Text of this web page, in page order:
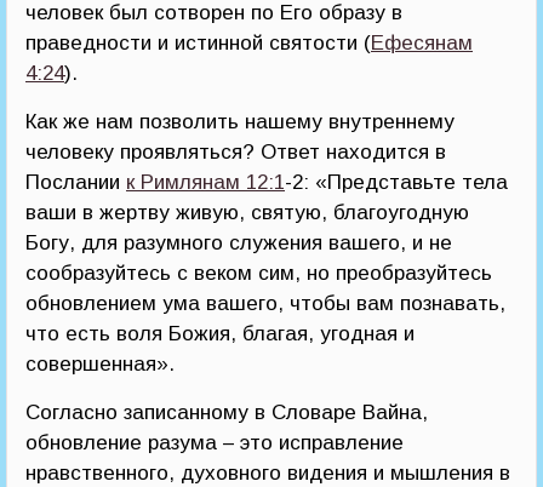
человек был сотворен по Его образу в
праведности и истинной святости (Ефесянам
4:24).
Как же нам позволить нашему внутреннему
человеку проявляться? Ответ находится в
Послании к Римлянам 12:1-2: «Представьте тела
ваши в жертву живую, святую, благоугодную
Богу, для разумного служения вашего, и не
сообразуйтесь с веком сим, но преобразуйтесь
обновлением ума вашего, чтобы вам познавать,
что есть воля Божия, благая, угодная и
совершенная».
Согласно записанному в Словаре Вайна,
обновление разума – это исправление
нравственного, духовного видения и мышления в